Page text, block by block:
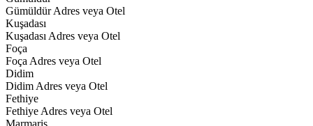
Gümüldür Adres veya Otel
Kuşadası
Kuşadası Adres veya Otel
Foça
Foça Adres veya Otel
Didim
Didim Adres veya Otel
Fethiye
Fethiye Adres veya Otel
Marmaris